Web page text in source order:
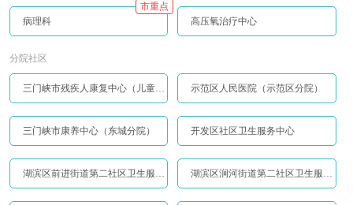
病理科
市重点
高压氧治疗中心
分院社区
三门峡市残疾人康复中心（儿童康复中心） 示范区人民医院（示范区分院）
三门峡市康养中心（东城分院） 开发区社区卫生服务中心
湖滨区前进街道第二社区卫生服务站 湖滨区涧河街道第二社区卫生服务站